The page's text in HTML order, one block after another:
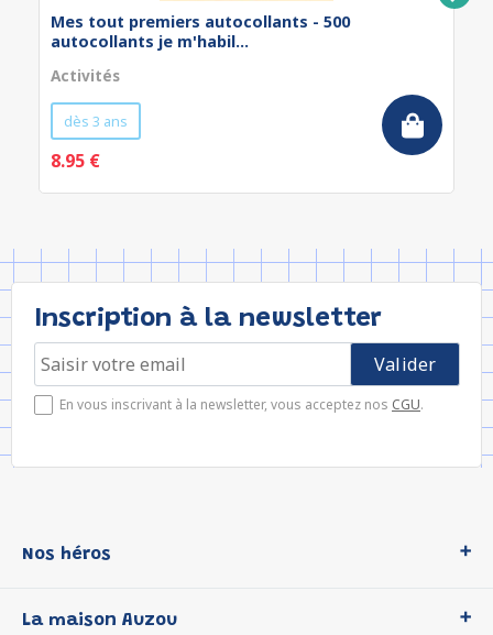
Mes tout premiers autocollants - 500
autocollants je m'habil...
Activités
dès 3 ans
8.95 €
Inscription à la newsletter
En vous inscrivant à la newsletter, vous acceptez nos CGU.
Nos héros
P'tit Loup
La maison Auzou